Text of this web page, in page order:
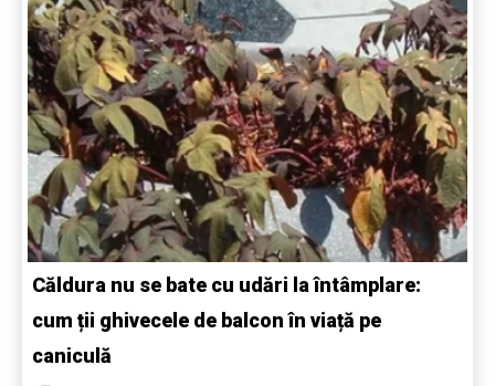
Căldura nu se bate cu udări la întâmplare:
cum ții ghivecele de balcon în viață pe
caniculă